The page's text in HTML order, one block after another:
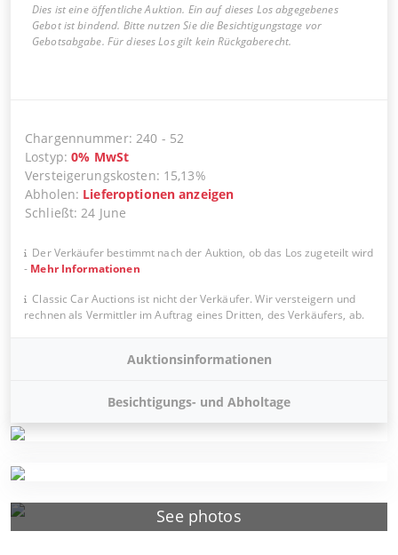
See photos
Dies ist eine öffentliche Auktion. Ein auf dieses Los abgegebenes
Gebot ist bindend. Bitte nutzen Sie die Besichtigungstage vor
Gebotsabgabe. Für dieses Los gilt kein Rückgaberecht.
Chargennummer:240 - 52
Lostyp:0% MwSt
Versteigerungskosten: 15,13%
Abholen: Lieferoptionen anzeigen
Schließt:24 June
Der Verkäufer bestimmt nach der Auktion, ob das Los zugeteilt wird
- Mehr Informationen
Classic Car Auctions ist nicht der Verkäufer. Wir versteigern und
rechnen als Vermittler im Auftrag eines Dritten, des Verkäufers, ab.
Auktionsinformationen
Besichtigungs- und Abholtage